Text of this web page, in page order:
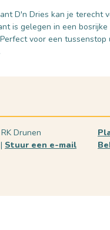
D'n Dries kan je terecht
is gelegen in een bosrijke
voor een
Drunen
| Stuur een e-mail